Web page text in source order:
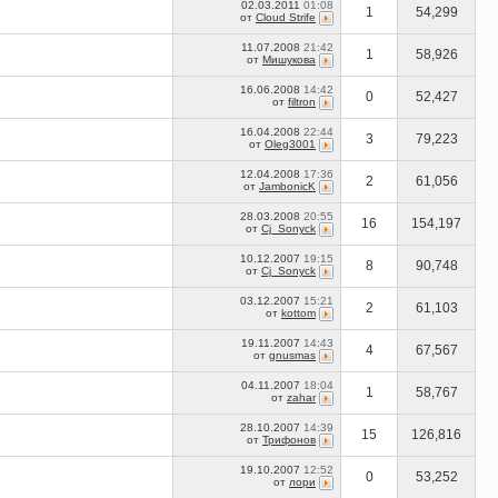
02.03.2011 01:08
от Cloud Strife 1 54,299
11.07.2008 21:42
от Мишукова 1 58,926
16.06.2008 14:42
от filtron 0 52,427
16.04.2008 22:44
от Oleg3001 3 79,223
12.04.2008 17:36
от JambonicK 2 61,056
28.03.2008 20:55
от Cj_Sonyck 16 154,197
10.12.2007 19:15
от Cj_Sonyck 8 90,748
03.12.2007 15:21
от kottom 2 61,103
19.11.2007 14:43
от gnusmas 4 67,567
04.11.2007 18:04
от zahar 1 58,767
28.10.2007 14:39
от Трифонов 15 126,816
19.10.2007 12:52
от лори 0 53,252